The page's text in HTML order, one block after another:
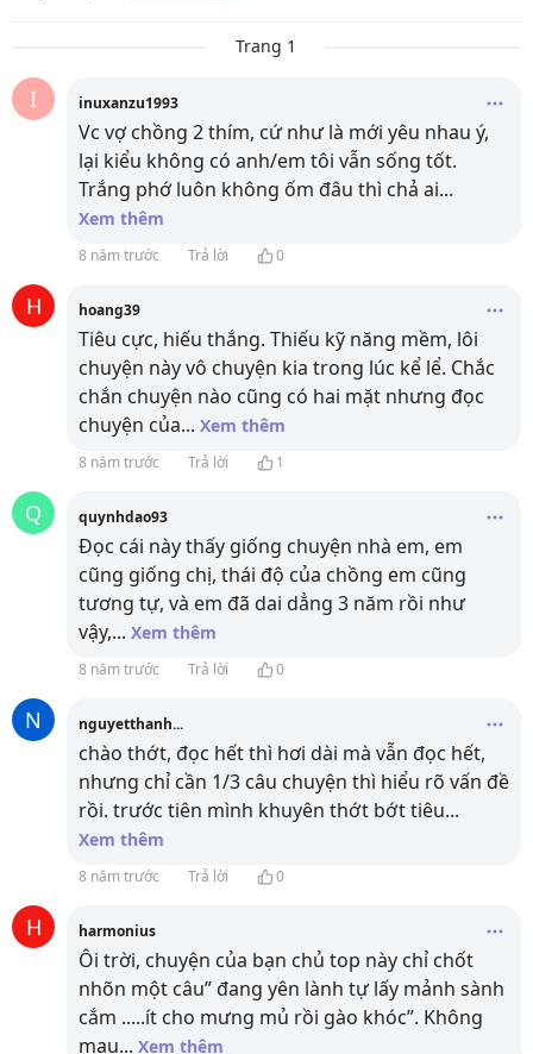
Trang 1
I inuxanzu1993
Vc vợ chồng 2 thím, cứ như là mới yêu nhau ý,
lại kiểu không có anh/em tôi vẫn sống tốt.
Trắng phớ luôn không ốm đâu thì chả ai...
Xem thêm
8 năm trước Trả lời 0
H hoang39
Tiêu cực, hiếu thắng. Thiếu kỹ năng mềm, lôi
chuyện này vô chuyện kia trong lúc kể lể. Chắc
chắn chuyện nào cũng có hai mặt nhưng đọc
chuyện của... Xem thêm
8 năm trước Trả lời 1
Q quynhdao93
Đọc cái này thấy giống chuyện nhà em, em
cũng giống chị, thái độ của chồng em cũng
tương tự, và em đã dai dẳng 3 năm rồi như
vậy,... Xem thêm
8 năm trước Trả lời 0
N nguyetthanh...
chào thớt, đọc hết thì hơi dài mà vẫn đọc hết,
nhưng chỉ cần 1/3 câu chuyện thì hiểu rõ vấn đề
rồi. trước tiên mình khuyên thớt bớt tiêu...
Xem thêm
8 năm trước Trả lời 0
H harmonius
Ôi trời, chuyện của bạn chủ top này chỉ chốt
nhõn một câu” đang yên lành tự lấy mảnh sành
cắm .....ít cho mưng mủ rồi gào khóc”. Không
mau... Xem thêm